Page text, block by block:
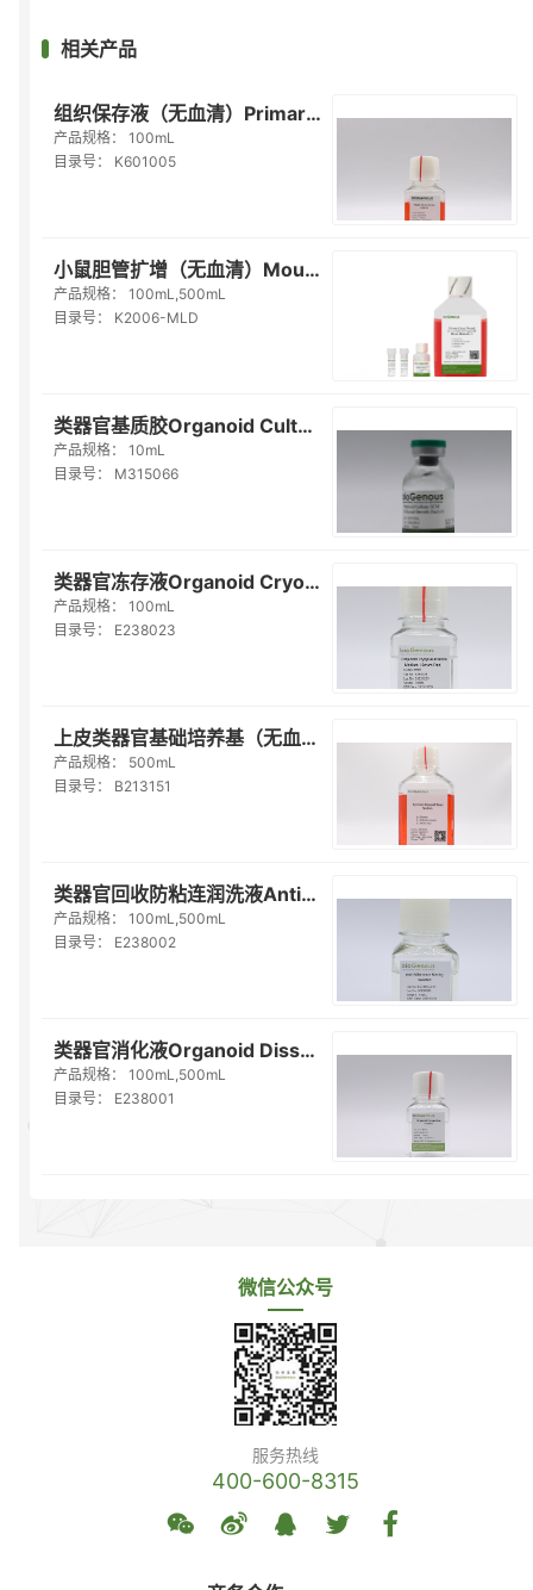
相关产品
组织保存液（无血清）Primary Tissue Storage Solution(Serum-free)（K601005）...
产品规格：
100mL
目录号：
K601005
小鼠胆管扩增（无血清）Mouse Liver Ductal(expansion)Organoid Kit(Serum-fr...
产品规格：
100mL,500mL
目录号：
K2006-MLD
类器官基质胶Organoid Culture ECM (Reduced Growth Factor)（M315066）
产品规格：
10mL
目录号：
M315066
类器官冻存液Organoid Cryopreservation Medium(Serum Free)（E238023）
产品规格：
100mL
目录号：
E238023
上皮类器官基础培养基（无血清） Epithelial Organoid Basal Medium(Serum-fr...
产品规格：
500mL
目录号：
B213151
类器官回收防粘连润洗液Anti-Adherence Rinsing Solution（E238002）
产品规格：
100mL,500mL
目录号：
E238002
类器官消化液Organoid Dissociation Solution（E238001）
产品规格：
100mL,500mL
目录号：
E238001
微信公众号
服务热线
400-600-8315